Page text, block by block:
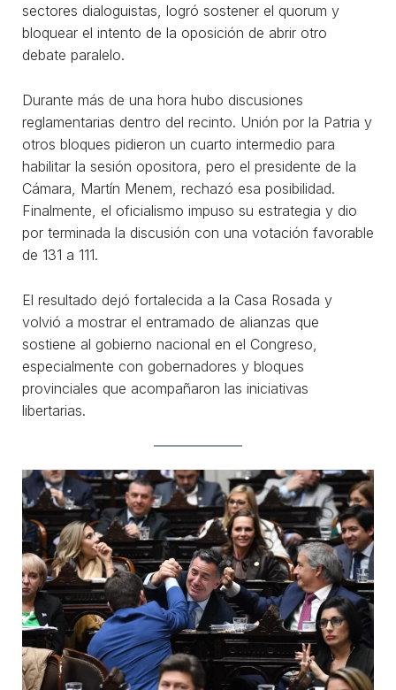
sectores dialoguistas, logró sostener el quorum y
bloquear el intento de la oposición de abrir otro
debate paralelo.
Durante más de una hora hubo discusiones
reglamentarias dentro del recinto. Unión por la Patria y
otros bloques pidieron un cuarto intermedio para
habilitar la sesión opositora, pero el presidente de la
Cámara, Martín Menem, rechazó esa posibilidad.
Finalmente, el oficialismo impuso su estrategia y dio
por terminada la discusión con una votación favorable
de 131 a 111.
El resultado dejó fortalecida a la Casa Rosada y
volvió a mostrar el entramado de alianzas que
sostiene al gobierno nacional en el Congreso,
especialmente con gobernadores y bloques
provinciales que acompañaron las iniciativas
libertarias.